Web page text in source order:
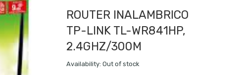
ROUTER INALAMBRICO
TP-LINK TL-WR841HP,
2.4GHZ/300M
Availability: Out of stock